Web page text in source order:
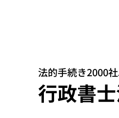
法的手続き2000
行政書